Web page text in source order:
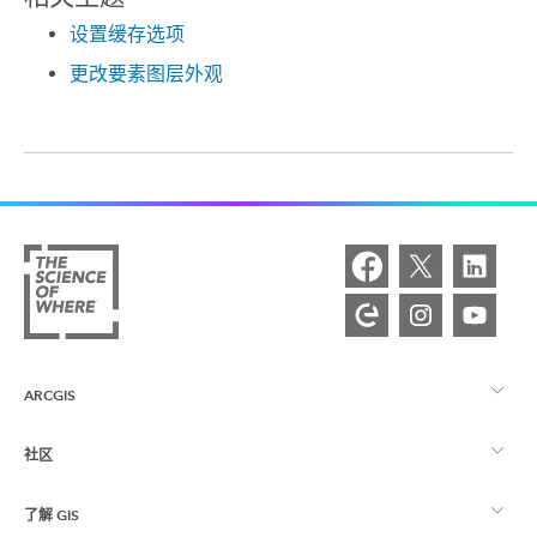
设置缓存选项
更改要素图层外观
ARCGIS
ArcGIS 概览
制图
社区
Esri 社区
了解 GIS